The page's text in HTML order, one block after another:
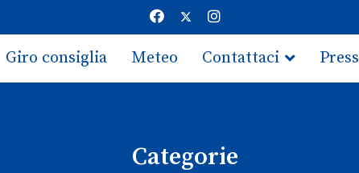
Giro consiglia Meteo Contattaci Press
Categorie